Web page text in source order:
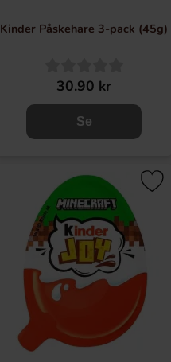
Kinder Påskehare 3-pack (45g)
30.90 kr
Se